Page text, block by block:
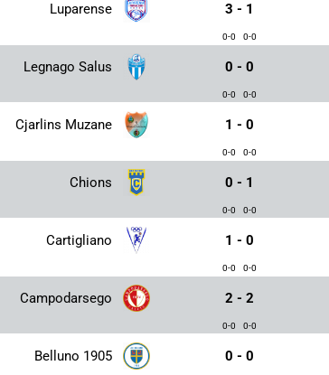
Luparense 3 - 1
0-0 0-0
Legnago Salus 0 - 0
0-0 0-0
Cjarlins Muzane 1 - 0
0-0 0-0
Chions 0 - 1
0-0 0-0
Cartigliano 1 - 0
0-0 0-0
Campodarsego 2 - 2
0-0 0-0
Belluno 1905 0 - 0